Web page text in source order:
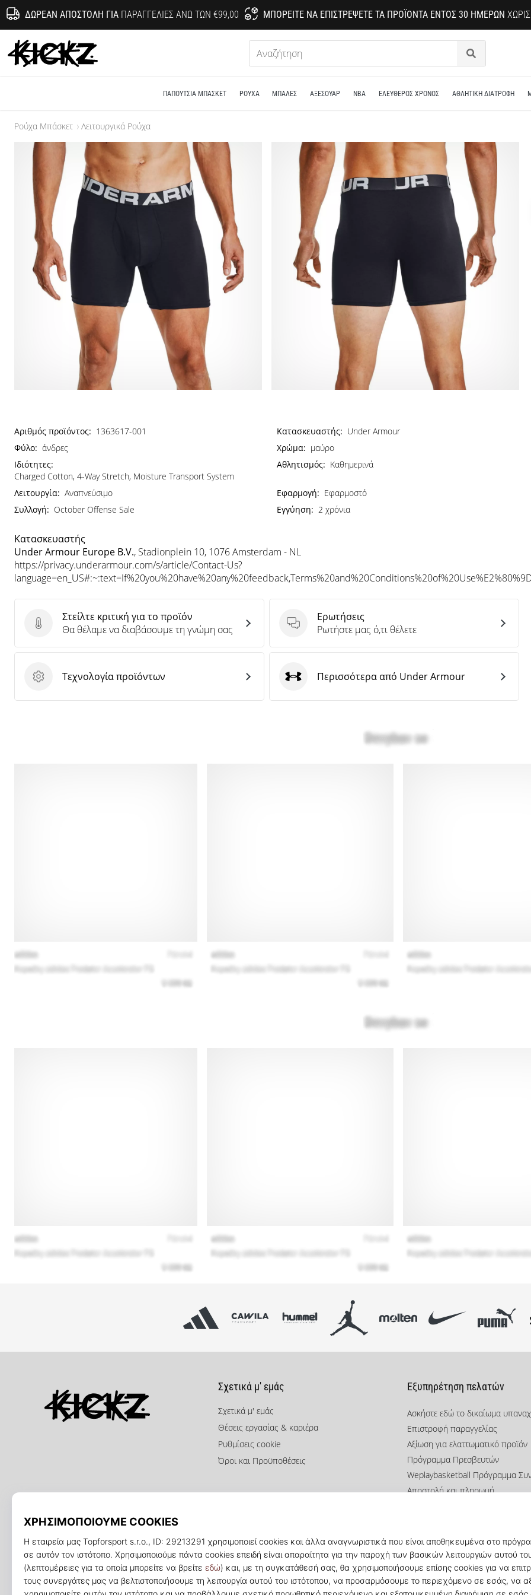
ΔΩΡΕΆΝ ΑΠΟΣΤΟΛΉ ΓΙΑΠΑΡΑΓΓΕΛΊΕΣ ΆΝΩ ΤΩΝ €99,00 ΜΠΟΡΕΊΤΕ ΝΑ ΕΠΙΣΤΡΈΨΕΤΕ ΤΑ ΠΡΟΪΌΝΤΑ ΕΝΤΌΣ 30 ΗΜΕΡΏΝ
KICKZ.gr
Αναζήτηση
ΠΑΠΟΎΤΣΙΑ ΜΠΆΣΚΕΤ ΡΟΎΧΑ ΜΠΑΛΕΣ ΑΞΕΣΟΥΑΡ NBA ΕΛΕΥΘΕΡΟΣ ΧΡΟΝΟΣ ΑΘΛΗΤΙΚΗ ΔΙΑΤΡΟΦΗ
Ρούχα Μπάσκετ Λειτουργικά Ρούχα
Αριθμός προϊόντος: 1363617-001 Κατασκευαστής: Under Armour
Φύλο: άνδρες Χρώμα: μαύρο
Ιδιότητες:
Charged Cotton, 4-Way Stretch, Moisture Transport System
Αθλητισμός: Καθημερινά
Λειτουργία: Αναπνεύσιμο Εφαρμογή: Εφαρμοστό
Συλλογή: October Offense Sale Εγγύηση: 2 χρόνια
Κατασκευαστής
Under Armour Europe B.V., Stadionplein 10, 1076 Amsterdam - NL
https://privacy.underarmour.com/s/article/Contact-Us?
Στείλτε κριτική για το προϊόν
Στείλτε κριτική για το προϊόν
Θα θέλαμε να διαβάσουμε τη γνώμη σας
Ερωτήσεις
Ερωτήσεις
Ρωτήστε μας ό,τι θέλετε
Τεχνολογία προϊόντων
Τεχνολογία προϊόντων Under Armour
Περισσότερα από Under Armour
Σχετικά μ' εμάς
Σχετικά μ' εμάς
Θέσεις εργασίας & καριέρα
Ρυθμίσεις cookie
Όροι και Προϋποθέσεις
Εξυπηρέτηση πελατών
Ασκήστε εδώ το δικαίωμα
Επιστροφή παραγγελίας
Αξίωση για ελαττωματικό προϊόν
Πρόγραμμα Πρεσβευτών
Weplaybasketball Πρόγραμμα
Αποστολή και πληρωμή
Συχνές ερωτήσεις
Πολιτική απορρήτου